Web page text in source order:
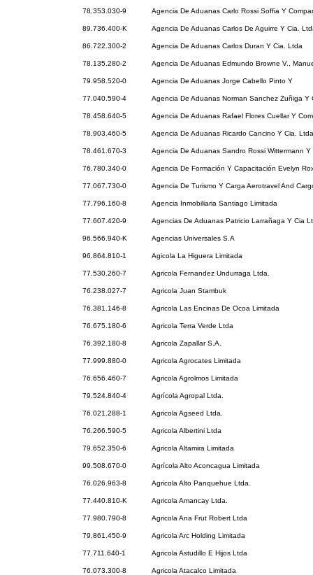
78.353.030-9 Agencia De Aduanas Carlo Rossi Soffia Y
89.736.400-K Agencia De Aduanas Carlos De Aguirre Y Cia.
86.722.300-2 Agencia De Aduanas Carlos Duran Y Cia. Ltda
78.135.280-2 Agencia De Aduanas Edmundo Browne V.,
79.958.520-0 Agencia De Aduanas Jorge Cabello Pinto Y
77.040.590-4 Agencia De Aduanas Norman Sanchez Zuñiga Y
78.458.640-5 Agencia De Aduanas Rafael Flores Cuellar Y
78.903.460-5 Agencia De Aduanas Ricardo Cancino Y Cia.
78.461.670-3 Agencia De Aduanas Sandro Rossi Wittermann
76.780.340-0 Agencia De Formación Y Capacitación Evelyn
77.067.730-0 Agencia De Turismo Y Carga Aerotravel And
77.796.160-8 Agencia Inmobiliaria Santiago Limitada
77.607.420-9 Agencias De Aduanas Patricio Larrañaga Y Cia
96.566.940-K Agencias Universales S.A
96.864.810-1 Agicola La Higuera Limitada
77.530.260-7 Agricola Fernandez Undurraga Ltda.
76.238.027-7 Agricola Juan Stambuk
76.381.146-8 Agricola Las Encinas De Ocoa Limitada
76.675.180-6 Agricola Terra Verde Ltda
76.392.180-8 Agricola Zapallar S.A.
77.999.880-0 Agricola Agrocates Limitada
76.656.460-7 Agricola Agrolmos Limitada
79.524.840-4 Agrícola Agropal Ltda.
76.021.288-1 Agricola Agseed Ltda.
76.266.590-5 Agricola Albertini Ltda
79.652.350-6 Agricola Altamira Limitada
99.508.670-0 Agrícola Alto Aconcagua Limitada
76.026.963-8 Agricola Alto Panquehue Ltda.
77.440.810-K Agricola Amancay Ltda.
77.980.790-8 Agricola Ana Frut Robert Ltda
79.861.450-9 Agricola Arc Holding Limitada
77.711.640-1 Agricola Astudillo E Hijos Ltda
76.073.300-8 Agricola Atacalco Limitada